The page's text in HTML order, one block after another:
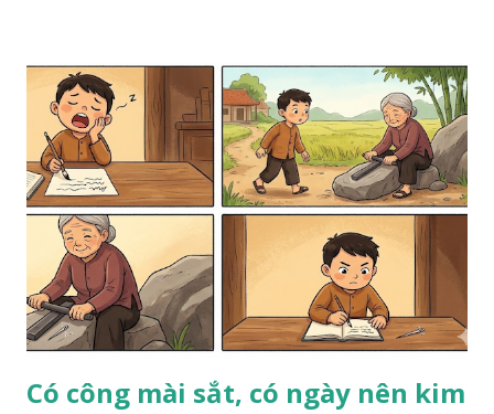
Có công mài sắt, có ngày nên kim